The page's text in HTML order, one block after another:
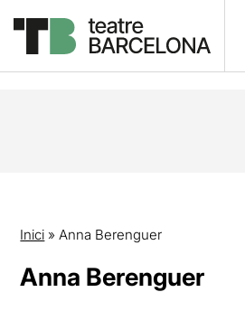
Inici »Anna Berenguer
Anna Berenguer